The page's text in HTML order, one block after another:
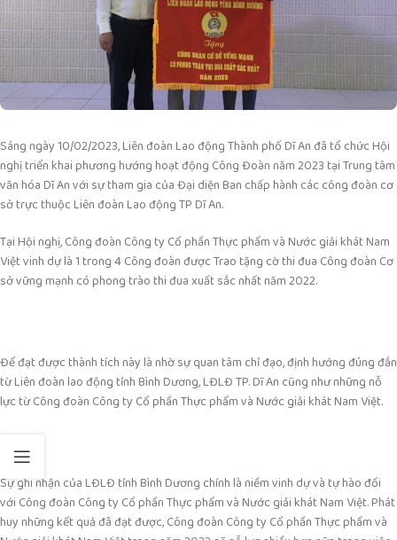
Sáng ngày 10/02/2023, Liên đoàn Lao động Thành phố Dĩ An đã tổ chức Hội
nghị triển khai phương hướng hoạt động Công Đoàn năm 2023 tại Trung tâm
văn hóa Dĩ An với sự tham gia của Đại diện Ban chấp hành các công đoàn cơ
sở trực thuộc Liên đoàn Lao động TP Dĩ An.
Tại Hội nghị, Công đoàn Công ty Cổ phần Thực phẩm và Nước giải khát Nam
Việt vinh dự là 1 trong 4 Công đoàn được Trao tặng cờ thi đua Công đoàn Cơ
sở vững mạnh có phong trào thi đua xuất sắc nhất năm 2022.
Để đạt được thành tích này là nhờ sự quan tâm chỉ đạo, định hướng đúng đắn
từ Liên đoàn lao động tỉnh Bình Dương, LĐLĐ TP. Dĩ An cũng như những nỗ
lực từ Công đoàn Công ty Cổ phần Thực phẩm và Nước giải khát Nam Việt.
Sự ghi nhận của LĐLĐ tỉnh Bình Dương chính là niềm vinh dự và tự hào đối
với Công đoàn Công ty Cổ phần Thực phẩm và Nước giải khát Nam Việt. Phát
huy những kết quả đã đạt được, Công đoàn Công ty Cổ phần Thực phẩm và